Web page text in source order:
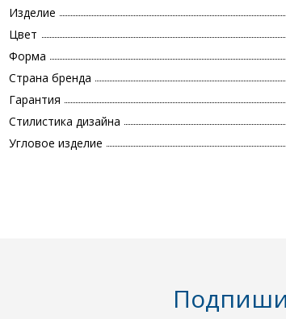
Изделие
Цвет
Форма
Страна бренда
Гарантия
Стилистика дизайна
Угловое изделие